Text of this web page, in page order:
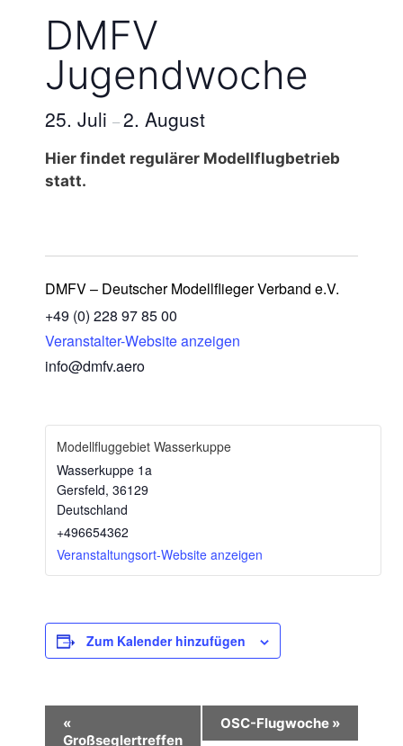
DMFV
Jugendwoche
25. Juli – 2. August
Hier findet regulärer Modellflugbetrieb
statt.
DMFV – Deutscher Modellflieger Verband e.V.
+49 (0) 228 97 85 00
Veranstalter-Website anzeigen
info@dmfv.aero
Modellfluggebiet Wasserkuppe
Wasserkuppe 1a
Gersfeld, 36129
Deutschland
+496654362
Veranstaltungsort-Website anzeigen
Zum Kalender hinzufügen
«
Großseglertreffen
OSC-Flugwoche »